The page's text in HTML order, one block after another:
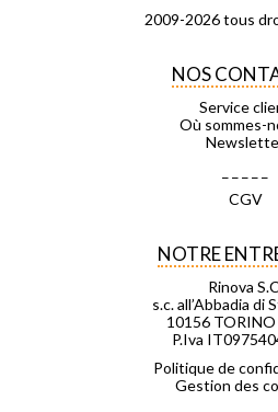
2009-2026 tous
NOS
Service
Où sommes-
CGV
NOTRE
Rinova
s.c. all’Abbadia di
10156
P.Iva
Politique de
Gestion des